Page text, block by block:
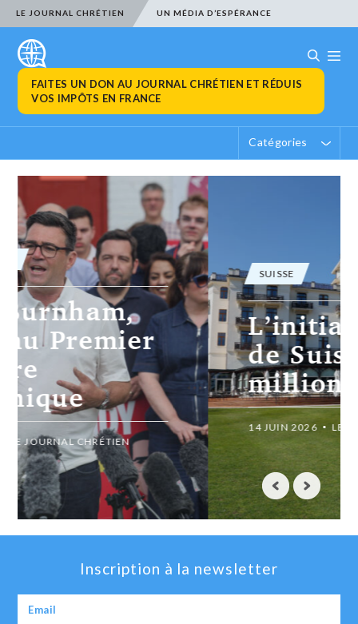
LE JOURNAL CHRÉTIEN UN MÉDIA D’ESPÉRANCE
FAITES UN DON AU JOURNAL CHRÉTIEN ET RÉDUIS
VOS IMPÔTS EN FRANCE
Catégories
SUISSE
L’initiative « Pas
de Suisse à 10
millions » rejetée
14 JUIN 2026 LE JOURNAL CHRÉTIEN
Inscription à la newsletter